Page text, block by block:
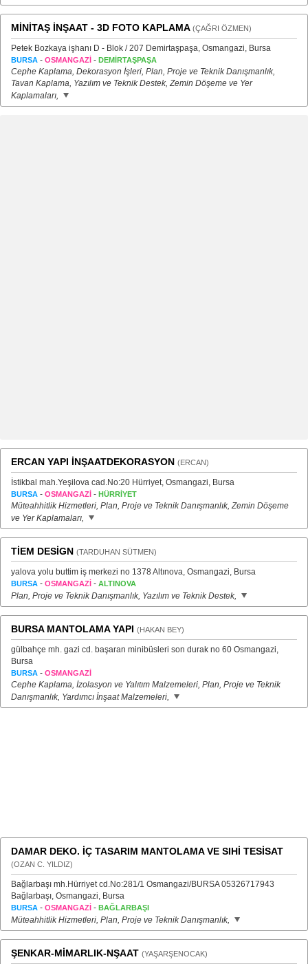
MİNİTAŞ İNŞAAT - 3D FOTO KAPLAMA (ÇAĞRI ÖZMEN)
Petek Bozkaya işhanı D - Blok / 207 Demirtaşpaşa, Osmangazi, Bursa
BURSA - OSMANGAZİ - DEMİRTAŞPAŞA
Cephe Kaplama, Dekorasyon İşleri, Plan, Proje ve Teknik Danışmanlık,
Tavan Kaplama, Yazılım ve Teknik Destek, Zemin Döşeme ve Yer
Kaplamaları,
ERCAN YAPI İNŞAATDEKORASYON (ERCAN)
İstikbal mah.Yeşilova cad.No:20 Hürriyet, Osmangazi, Bursa
BURSA - OSMANGAZİ - HÜRRİYET
Müteahhitlik Hizmetleri, Plan, Proje ve Teknik Danışmanlık, Zemin Döşeme
ve Yer Kaplamaları,
TİEM DESİGN (TARDUHAN SÜTMEN)
yalova yolu buttim iş merkezi no 1378 Altınova, Osmangazi, Bursa
BURSA - OSMANGAZİ - ALTINOVA
Plan, Proje ve Teknik Danışmanlık, Yazılım ve Teknik Destek,
BURSA MANTOLAMA YAPI (HAKAN BEY)
gülbahçe mh. gazi cd. başaran minibüsleri son durak no 60 Osmangazi,
Bursa
BURSA - OSMANGAZİ
Cephe Kaplama, İzolasyon ve Yalıtım Malzemeleri, Plan, Proje ve Teknik
Danışmanlık, Yardımcı İnşaat Malzemeleri,
DAMAR DEKO. İÇ TASARIM MANTOLAMA VE SIHİ TESİSAT
(OZAN C. YILDIZ)
Bağlarbaşı mh.Hürriyet cd.No:281/1 Osmangazi/BURSA 05326717943
Bağlarbaşı, Osmangazi, Bursa
BURSA - OSMANGAZİ - BAĞLARBAŞI
Müteahhitlik Hizmetleri, Plan, Proje ve Teknik Danışmanlık,
ŞENKAR-MİMARLIK-NŞAAT (YAŞARŞENOCAK)